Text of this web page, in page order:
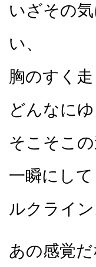
いざその
い、
胸のすく
どんなに
そこそこ
一瞬にし
ルクライン
あの感覚だ